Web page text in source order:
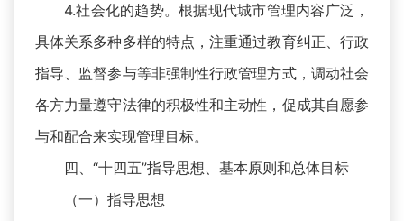
4.社会化的趋势。根据现代城市管理内容广泛，
具体关系多种多样的特点，注重通过教育纠正、行政
指导、监督参与等非强制性行政管理方式，调动社会
各方力量遵守法律的积极性和主动性，促成其自愿参
与和配合来实现管理目标。
四、“十四五”指导思想、基本原则和总体目标
（一）指导思想